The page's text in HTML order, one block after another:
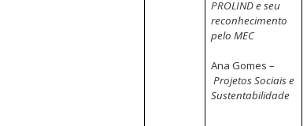
PROLIND e seu
reconhecimento
pelo MEC
Ana Gomes –
Projetos Sociais e
Sustentabilidade